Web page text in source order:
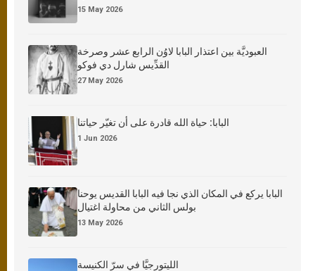
15 May 2026
العبوديَّة بين اعتذار البابا لاوُن الرابع عشر وصرخة
القدِّيس شارل دي فوكو
27 May 2026
البابا: حياة الله قادرة على أن تغيّر حياتنا
1 Jun 2026
البابا يركع في المكان الذي نجا فيه البابا القديس يوحنا
بولس الثاني من محاولة اغتيال
13 May 2026
الليتورجيَّا في سرّ الكنيسة